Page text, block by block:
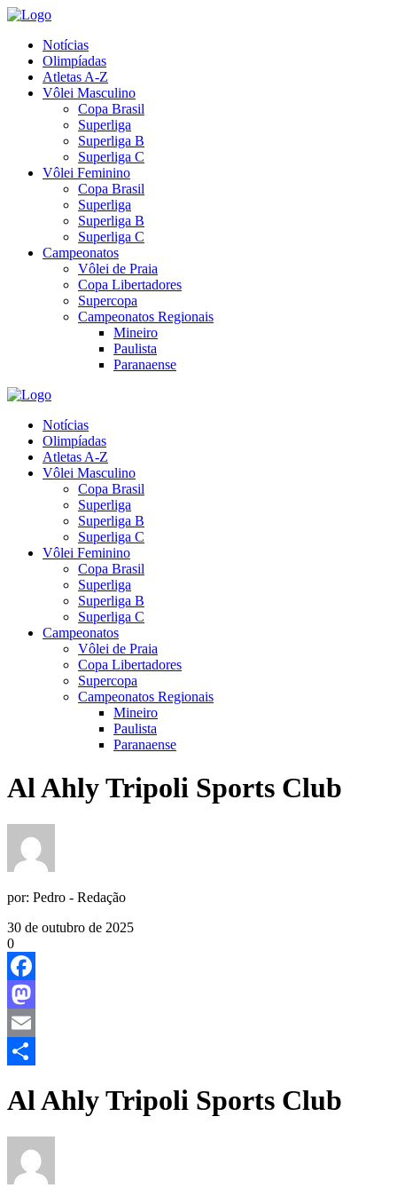
Notícias
Olimpíadas
Atletas A-Z
Vôlei Masculino
Copa Brasil
Superliga
Superliga B
Superliga C
Vôlei Feminino
Copa Brasil
Superliga
Superliga B
Superliga C
Campeonatos
Vôlei de Praia
Copa Libertadores
Supercopa
Campeonatos Regionais
Mineiro
Paulista
Paranaense
Notícias
Olimpíadas
Atletas A-Z
Vôlei Masculino
Copa Brasil
Superliga
Superliga B
Superliga C
Vôlei Feminino
Copa Brasil
Superliga
Superliga B
Superliga C
Campeonatos
Vôlei de Praia
Copa Libertadores
Supercopa
Campeonatos Regionais
Mineiro
Paulista
Paranaense
Al Ahly Tripoli Sports Club
por: Pedro - Redação
30 de outubro de 2025
0
Facebook
Mastodon
Email
Al Ahly Tripoli Sports Club